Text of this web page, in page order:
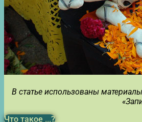
В статье использованы
Что такое ...?